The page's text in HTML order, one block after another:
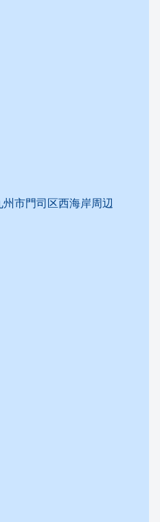
州市門司区西海岸周辺